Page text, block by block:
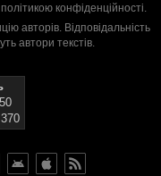
політикою конфіденційності.
авторів. Відповідальність
автори текстів.